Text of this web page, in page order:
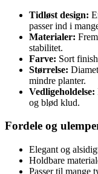
Tidløst design:
passer ind i
Materialer:
stabilitet.
Farve: Sort
Størrelse:
mindre planter.
Vedligeholdelse:
og blød klud.
Fordele og
Elegant og
Holdbare
Passer til mange